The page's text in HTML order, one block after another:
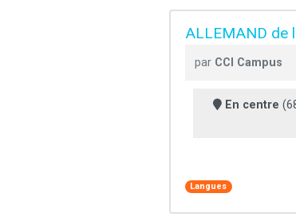
ALLEMAND de
par CCI Campus
En centre
Langues